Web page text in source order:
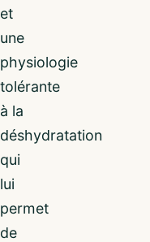
et
une
physiologie
tolérante
à la
déshydratation
qui
lui
permet
de